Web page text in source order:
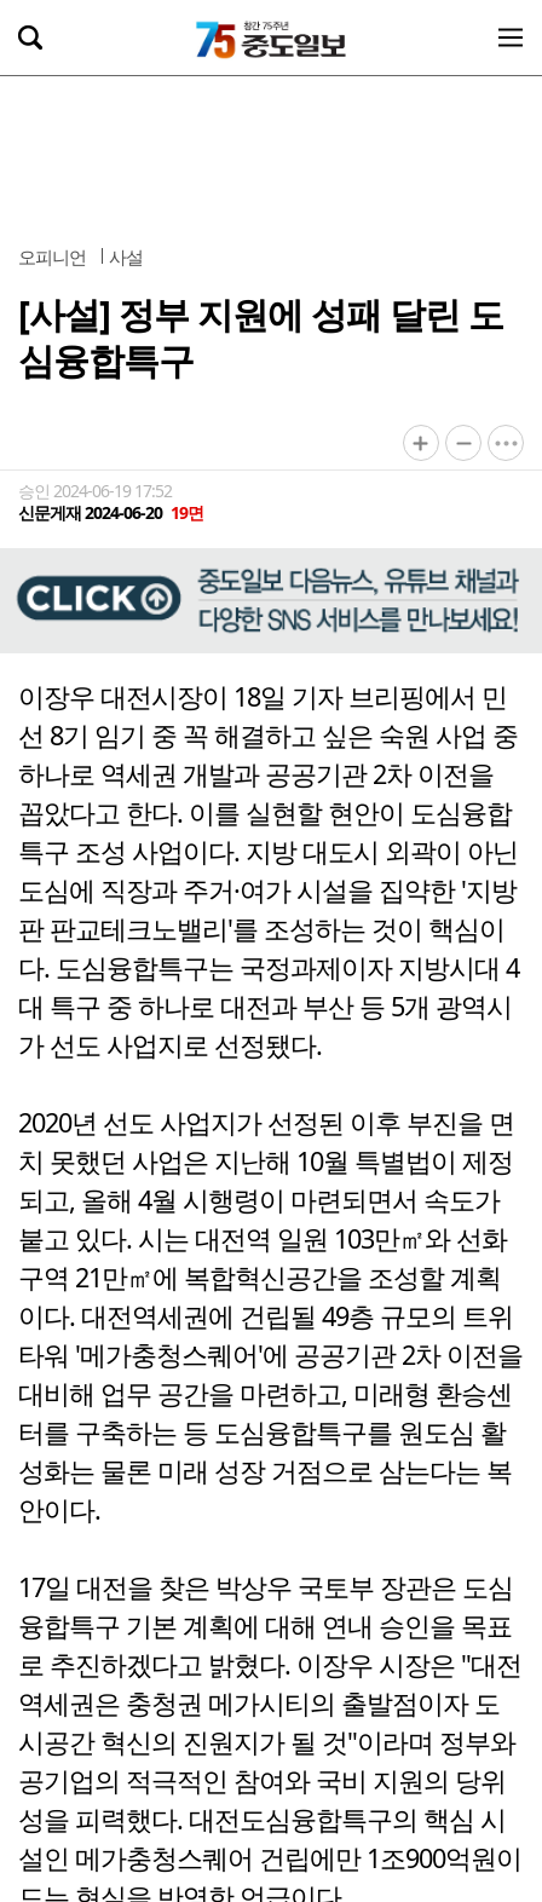
오피니언 사설
[사설] 정부 지원에 성패 달린 도
심융합특구
승인 2024-06-19 17:52
신문게재 2024-06-20 19면
이장우 대전시장이 18일 기자 브리핑에서 민
선 8기 임기 중 꼭 해결하고 싶은 숙원 사업 중
하나로 역세권 개발과 공공기관 2차 이전을
꼽았다고 한다. 이를 실현할 현안이 도심융합
특구 조성 사업이다. 지방 대도시 외곽이 아닌
도심에 직장과 주거·여가 시설을 집약한 '지방
판 판교테크노밸리'를 조성하는 것이 핵심이
다. 도심융합특구는 국정과제이자 지방시대 4
대 특구 중 하나로 대전과 부산 등 5개 광역시
가 선도 사업지로 선정됐다.
2020년 선도 사업지가 선정된 이후 부진을 면
치 못했던 사업은 지난해 10월 특별법이 제정
되고, 올해 4월 시행령이 마련되면서 속도가
붙고 있다. 시는 대전역 일원 103만㎡와 선화
구역 21만㎡에 복합혁신공간을 조성할 계획
이다. 대전역세권에 건립될 49층 규모의 트위
타워 '메가충청스퀘어'에 공공기관 2차 이전을
대비해 업무 공간을 마련하고, 미래형 환승센
터를 구축하는 등 도심융합특구를 원도심 활
성화는 물론 미래 성장 거점으로 삼는다는 복
안이다.
17일 대전을 찾은 박상우 국토부 장관은 도심
융합특구 기본 계획에 대해 연내 승인을 목표
로 추진하겠다고 밝혔다. 이장우 시장은 "대전
역세권은 충청권 메가시티의 출발점이자 도
시공간 혁신의 진원지가 될 것"이라며 정부와
공기업의 적극적인 참여와 국비 지원의 당위
성을 피력했다. 대전도심융합특구의 핵심 시
설인 메가충청스퀘어 건립에만 1조900억원이